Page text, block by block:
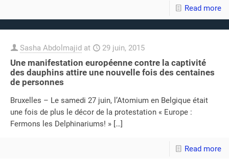
Read more
Sasha Abdolmajid at 29 juin, 2015
Une manifestation européenne contre la captivité
des dauphins attire une nouvelle fois des centaines
de personnes
Bruxelles – Le samedi 27 juin, l’Atomium en Belgique était
une fois de plus le décor de la protestation « Europe :
Fermons les Delphinariums! » […]
Read more